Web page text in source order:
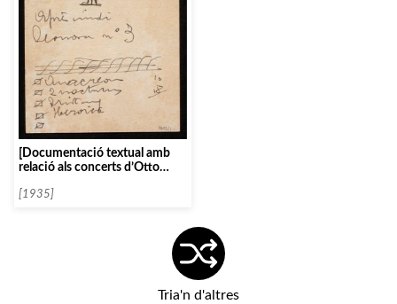
[Documentació textual amb
relació als concerts d’Otto
[1935]
Tria'n d'altres